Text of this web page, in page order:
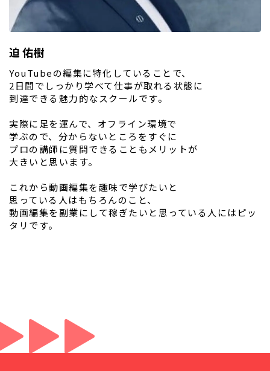
迫 佑樹
YouTubeの編集に特化していることで、
2日間でしっかり学べて仕事が取れる状態に
到達できる魅力的なスクールです。
実際に足を運んで、オフライン環境で
学ぶので、分からないところをすぐに
プロの講師に質問できることもメリットが
大きいと思います。
これから動画編集を趣味で学びたいと
思っている人はもちろんのこと、
動画編集を副業にして稼ぎたいと思っている人にはピッ
タリです。